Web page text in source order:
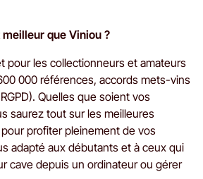
que Viniou ?
pour les collectionneurs et amateurs
000 références, accords mets-vins
Quelles que soient vos
saurez tout sur les meilleures
profiter pleinement de vos
adapté aux débutants et à ceux qui
cave depuis un ordinateur ou gérer